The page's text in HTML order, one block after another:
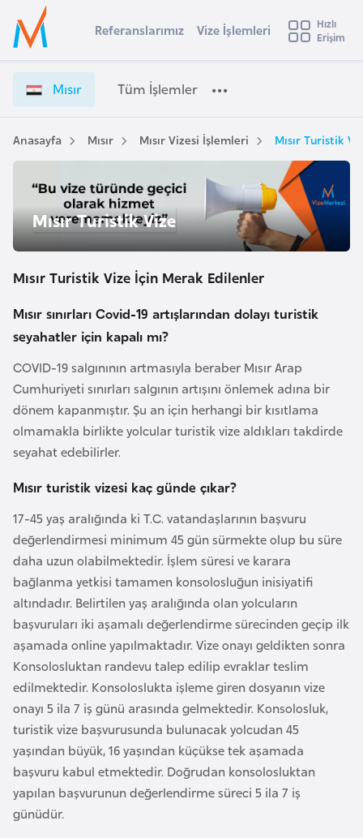
Ülke Seçimi
Başvuru yapmak istediğiniz ülkeyi seçin
Üye
Girişi
ı
r
V
i
e
İ
ş
l
e
l
e
r
i
e
t
i
Referanslarımız Vize İşlemleri
Hızlı
Erişim
Mısır Tüm İşlemler
Anasayfa Mısır Mısır Vizesi İşlemleri Mısır Turistik
Mısır Turistik Vize
Mısır Turistik Vize İçin Merak Edilenler
Mısır sınırları Covid-19 artışlarından dolayı turistik
seyahatler için kapalı mı?
COVID-19 salgınının artmasıyla beraber Mısır Arap
Cumhuriyeti sınırları salgının artışını önlemek adına bir
dönem kapanmıştır. Şu an için herhangi bir kısıtlama
olmamakla birlikte yolcular turistik vize aldıkları takdirde
seyahat edebilirler.
Mısır turistik vizesi kaç günde çıkar?
17-45 yaş aralığında ki T.C. vatandaşlarının başvuru
değerlendirmesi minimum 45 gün sürmekte olup bu süre
daha uzun olabilmektedir. İşlem süresi ve karara
bağlanma yetkisi tamamen konsolosluğun inisiyatifi
altındadır. Belirtilen yaş aralığında olan yolcuların
başvuruları iki aşamalı değerlendirme sürecinden geçip ilk
aşamada online yapılmaktadır. Vize onayı geldikten sonra
Konsolosluktan randevu talep edilip evraklar teslim
edilmektedir. Konsoloslukta işleme giren dosyanın vize
onayı 5 ila 7 iş günü arasında gelmektedir. Konsolosluk,
turistik vize başvurusunda bulunacak yolcudan 45
yaşından büyük, 16 yaşından küçükse tek aşamada
başvuru kabul etmektedir. Doğrudan konsolosluktan
yapılan başvurunun değerlendirme süreci 5 ila 7 iş
günüdür.
s
t
r
a
v
u
t
u
y
a
A
z
e
r
a
y
c
a
n
B
a
h
r
e
y
n